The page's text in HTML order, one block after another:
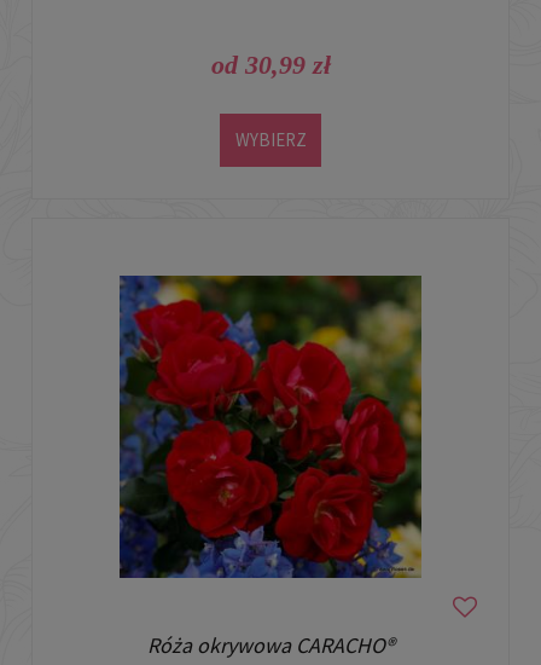
od 30,99 zł
WYBIERZ
Róża okrywowa CARACHO®